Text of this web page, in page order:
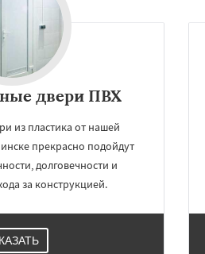
двери ПВХ
из пластика от нашей
прекрасно подойдут
долговечности и
за конструкцией.